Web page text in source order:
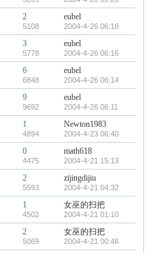
2
5108
eubel
2004-4-26 06:18
3
5778
eubel
2004-4-26 06:16
6
6848
eubel
2004-4-26 06:14
9
9692
eubel
2004-4-26 06:11
1
4894
Newton1983
2004-4-23 06:40
0
4475
math618
2004-4-21 15:13
2
5593
zijingdijiu
2004-4-21 04:32
1
4502
女巫的扫把
2004-4-21 01:10
2
5069
女巫的扫把
2004-4-21 00:46